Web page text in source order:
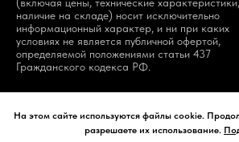
На этом сайте используются файлы cookie.
разрешаете их использование.
наличие на складе) носит исключительно
информационный характер, и ни при каких
условиях не является публичной офертой,
определяемой положениями статьи 437
Гражданского кодекса РФ.